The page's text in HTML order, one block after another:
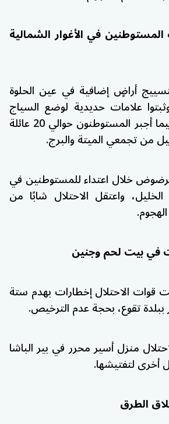
في الأغوار الشمالية
أراضٍ إضافية في عين الحلوة
وثبتوا علامات حديدية لوضع السياج
الشائك مستقبلاً، فيما أجبر المستوطنون حوالي 20 عائلة
من تجمعي الميتة والبرج.
خلال اعتداء للمستوطنين في
واعتقل الاحتلال شابًا من
في بيت لحم وجنين
الاحتلال إخطارات بهدم ستة
ببلدة تقوع، بحجة عدم الترخيص.
منزل أسير محرر في بير الباشا
أخرى لتفتيشها.
الطرق